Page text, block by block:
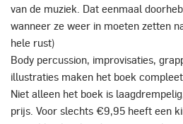
van de muziek. Dat eenmaal
wanneer ze weer in moeten zetten
hele rust)
Body percussion, improvisaties,
illustraties maken het boek
Niet alleen het boek is
prijs. Voor slechts €9,95 heeft een